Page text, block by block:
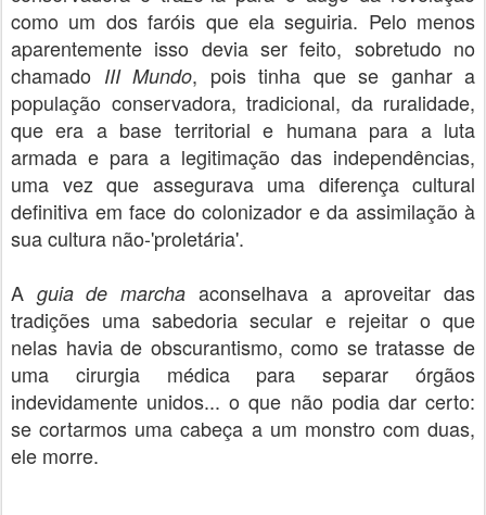
como um dos faróis que ela seguiria. Pelo menos
aparentemente isso devia ser feito, sobretudo no
chamado III Mundo, pois tinha que se ganhar a
população conservadora, tradicional, da ruralidade,
que era a base territorial e humana para a luta
armada e para a legitimação das independências,
uma vez que assegurava uma diferença cultural
definitiva em face do colonizador e da assimilação à
sua cultura não-'proletária'.
A guia de marcha aconselhava a aproveitar das
tradições uma sabedoria secular e rejeitar o que
nelas havia de obscurantismo, como se tratasse de
uma cirurgia médica para separar órgãos
indevidamente unidos... o que não podia dar certo:
se cortarmos uma cabeça a um monstro com duas,
ele morre.